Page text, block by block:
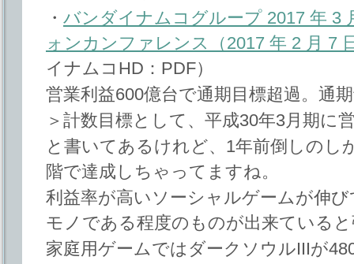
・ バンダイナムコグループ 2017 年 3
ォンカンファレンス（2017 年 2 月 7
イナムコHD：PDF）
営業利益600億台で通期目標超過。通
＞計数目標として、平成30年3月期に
と書いてあるけれど、1年前倒しのし
階で達成しちゃってますね。
利益率が高いソーシャルゲームが伸
モノである程度のものが出来ている
家庭用ゲームではダークソウルIIIが